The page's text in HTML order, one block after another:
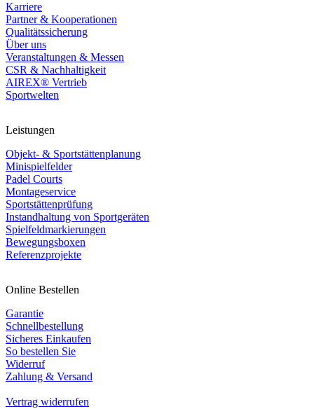
Karriere
Partner & Kooperationen
Qualitätssicherung
Über uns
Veranstaltungen & Messen
CSR & Nachhaltigkeit
AIREX® Vertrieb
Sportwelten
Leistungen
Objekt- & Sportstättenplanung
Minispielfelder
Padel Courts
Montageservice
Sportstättenprüfung
Instandhaltung von Sportgeräten
Spielfeldmarkierungen
Bewegungsboxen
Referenzprojekte
Online Bestellen
Garantie
Schnellbestellung
Sicheres Einkaufen
So bestellen Sie
Widerruf
Zahlung & Versand
Vertrag widerrufen